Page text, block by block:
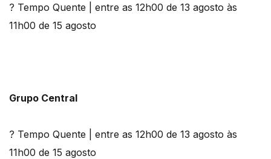
? Tempo Quente | entre as 12h00 de 13 agosto às
11h00 de 15 agosto
Grupo Central
? Tempo Quente | entre as 12h00 de 13 agosto às
11h00 de 15 agosto